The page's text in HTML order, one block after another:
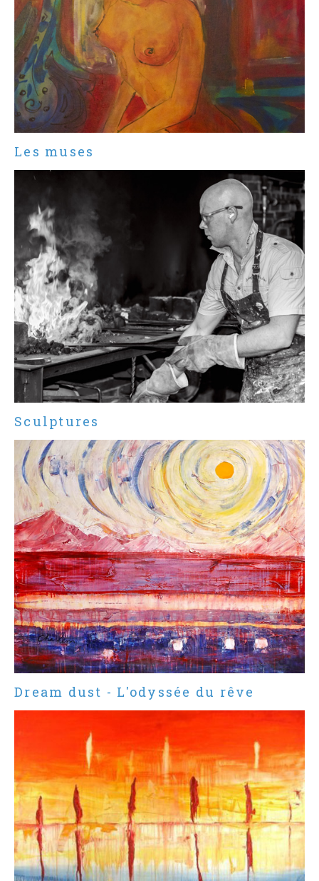
Les muses
Sculptures
Dream dust - L'odyssée du rêve